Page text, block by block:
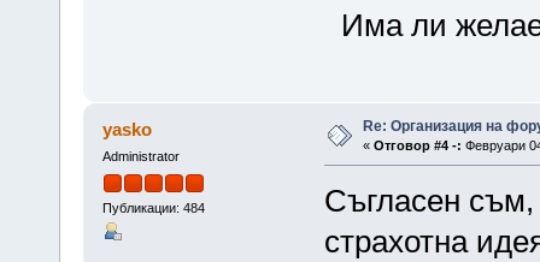
Има ли
yasko
Administrator
Публикации: 484
Re: Организация на
« Отговор #4 -: Февруари
Съгласен
страхотна